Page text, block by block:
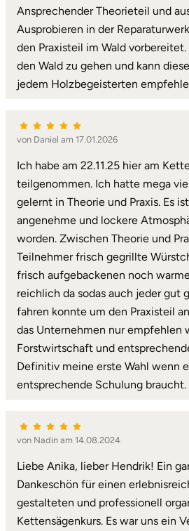
Ansprechender Theorieteil und
Ausprobieren in der
den Praxisteil im Wald
den Wald zu gehen und kann
jedem Holzbegeisterten
von Daniel am 17.01.2026
Ich habe am 22.11.25 hier am
teilgenommen. Ich hatte mega
gelernt in Theorie und Praxis. Es
angenehme und lockere
worden. Zwischen Theorie und
Teilnehmer frisch gegrillte
frisch aufgebackenen noch
reichlich da sodas auch jeder gut
fahren konnte um den Praxisteil
das Unternehmen nur empfehlen
Forstwirtschaft und
Definitiv meine erste Wahl wenn
entsprechende Schulung braucht.
von Nadin am 14.08.2024
Liebe Anika, lieber Hendrik! Ein
Dankeschön für einen
gestalteten und professionell
Kettensägenkurs. Es war uns ein
Kempten
Kerken
Koblenz
Kronach
Kulmbach
Köln
Landkreis Rostock
Landshut
Langenselbold
Leipzig
Löbau
Lübeck